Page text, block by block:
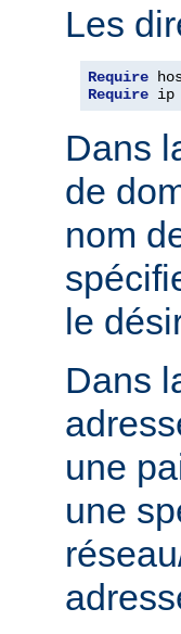
Les
Require
Require ip
Dans
de
nom
le
Dans
une
une